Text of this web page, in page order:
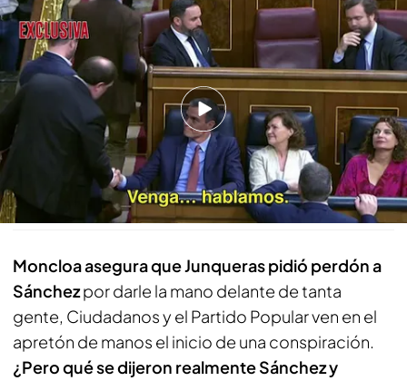
Oriol Junqueras dándole la mano a Pedro Sánchez en el Congreso
cuatro.com
22 MAY 2019 - 16:18h.
Los medios no recogen el "Sí, pero claro,
tenemos que arreglarlo" de Sánchez
Compartir
Moncloa asegura que Junqueras pidió perdón a
Sánchezpor darle la mano delante de tanta
gente, Ciudadanos y el Partido Popular ven en el
apretón de manos el inicio de una conspiración.
¿Pero qué se dijeron realmente Sánchez y